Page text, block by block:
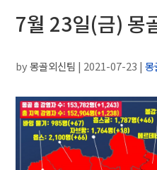
7월 23일(금) 몽
by몽골외신팀 | 2021-07-23 |몽